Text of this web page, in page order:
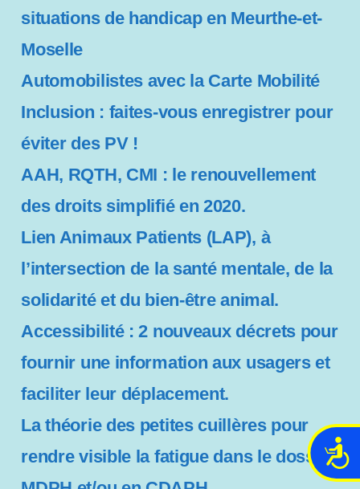
A
situations de handicap en Meurthe-et-
Moselle
Automobilistes avec la Carte Mobilité
Inclusion : faites-vous enregistrer pour
éviter des PV !
AAH, RQTH, CMI : le renouvellement
des droits simplifié en 2020.
Lien Animaux Patients (LAP), à
l’intersection de la santé mentale, de la
solidarité et du bien-être animal.
Accessibilité : 2 nouveaux décrets pour
fournir une information aux usagers et
faciliter leur déplacement.
La théorie des petites cuillères pour
rendre visible la fatigue dans le dossier